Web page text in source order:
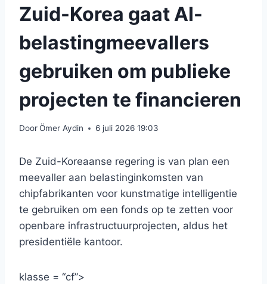
Zuid-Korea gaat AI-
belastingmeevallers
gebruiken om publieke
projecten te financieren
DoorÖmer Aydin 6 juli 2026 19:03
De Zuid-Koreaanse regering is van plan een
meevaller aan belastinginkomsten van
chipfabrikanten voor kunstmatige intelligentie
te gebruiken om een ​​fonds op te zetten voor
openbare infrastructuurprojecten, aldus het
presidentiële kantoor.
klasse = “cf”>